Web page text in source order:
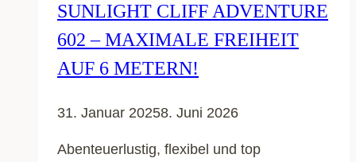
SUNLIGHT CLIFF ADVENTURE
602 – MAXIMALE FREIHEIT
AUF 6 METERN!
31. Januar 20258. Juni 2026
Abenteuerlustig, flexibel und top